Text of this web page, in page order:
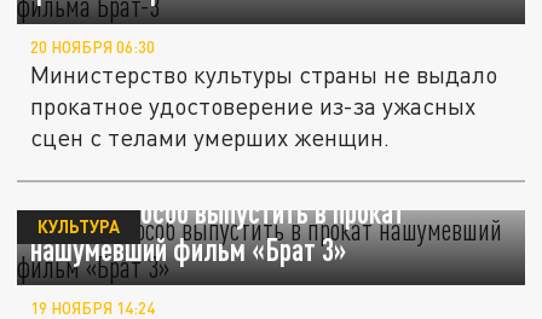
20 НОЯБРЯ 06:30
Министерство культуры страны не выдало
прокатное удостоверение из-за ужасных
сцен с телами умерших женщин.
Найден способ выпустить в прокат
нашумевший фильм «Брат 3»
КУЛЬТУРА
19 НОЯБРЯ 14:24